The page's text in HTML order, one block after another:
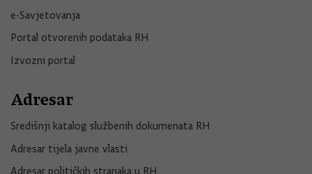
e-Savjetovanja
Portal otvorenih podataka RH
Izvozni portal
Adresar
Središnji katalog službenih dokumenata RH
Adresar tijela javne vlasti
Adresar političkih stranaka u RH